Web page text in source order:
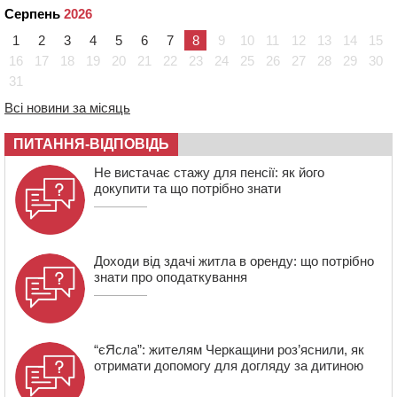
Черкасах відкрили спортивно-реабілітаційний центр
15:05
На Звенигородщині, попри заборону міськради,
проведуть “Ше.Fest”
14:31
зерна нового врожаю
13:40 На Кам’янщині сталася масштабна пожежа
сміттєзвалища
Серпень 2026
1
2 3 4 5 6 7 8 9 10 11 12 13 14
15
16
17 18 19 20 21 22 23 24 25 26 27 28 29
30
31
Всі новини за місяць
ПИТАННЯ-ВІДПОВІДЬ
Не вистачає стажу для пенсії: як його
докупити та що потрібно знати
Доходи від здачі житла в оренду: що потрібно
знати про оподаткування
“єЯсла”: жителям Черкащини роз’яснили, як
отримати допомогу для догляду за дитиною